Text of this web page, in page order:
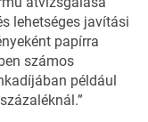
lehetséges javítási
papírra
számos
például